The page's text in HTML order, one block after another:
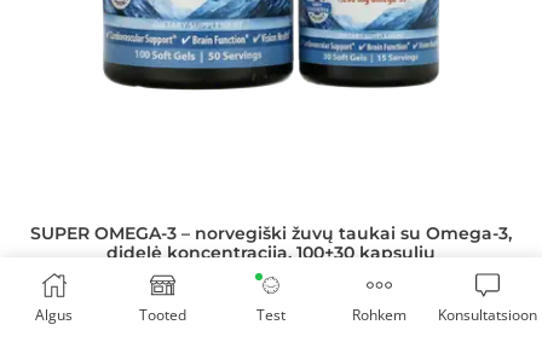
SUPER OMEGA-3 – norvegiški žuvų taukai su Omega-3,
didelė koncentracija, 100+30 kapsulių
Carlson Lab
Algus Tooted Test Rohkem Konsultatsioon